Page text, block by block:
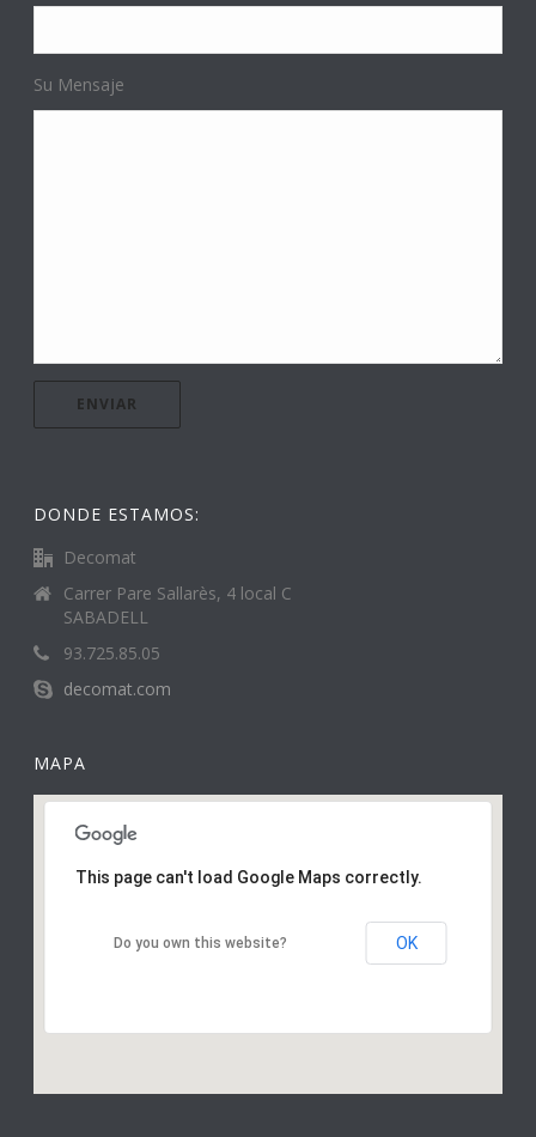
Su Mensaje
DONDE ESTAMOS:
Decomat
Carrer Pare Sallarès, 4 local C
SABADELL
93.725.85.05
decomat.com
MAPA
This page can't load Google Maps correctly.
Do you own this website? OK